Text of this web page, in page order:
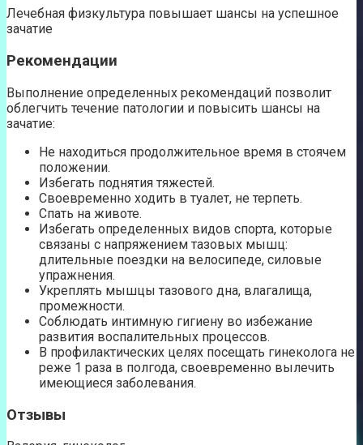
Лечебная физкультура повышает шансы на успешное
зачатие
Рекомендации
Выполнение определенных рекомендаций позволит
облегчить течение патологии и повысить шансы на
зачатие:
Не находиться продолжительное время в стоячем
положении.
Избегать поднятия тяжестей.
Своевременно ходить в туалет, не терпеть.
Спать на животе.
Избегать определенных видов спорта, которые
связаны с напряжением тазовых мышц:
длительные поездки на велосипеде, силовые
упражнения.
Укреплять мышцы тазового дна, влагалища,
промежности.
Соблюдать интимную гигиену во избежание
развития воспалительных процессов.
В профилактических целях посещать гинеколога не
реже 1 раза в полгода, своевременно вылечить
имеющиеся заболевания.
Отзывы